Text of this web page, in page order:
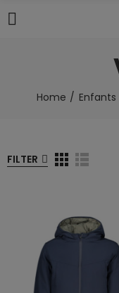
Home Enfants
FILTER